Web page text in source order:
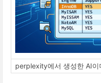
perplexity에서 생성한 AI이